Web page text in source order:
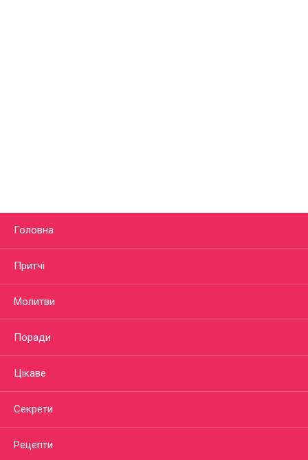
Головна
Притчі
Молитви
Поради
Цікаве
Секрети
Рецепти